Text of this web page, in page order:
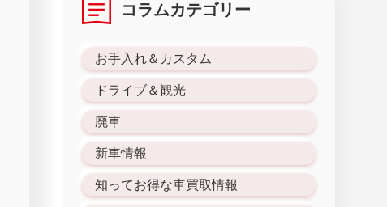
コラムカテゴリー
お手入れ＆カスタム
ドライブ＆観光
廃車
新車情報
知ってお得な車買取情報